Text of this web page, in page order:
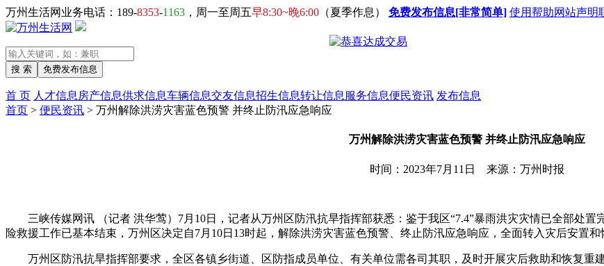
万州生活网业务电话：189-8353-1163 ，周一至周五早8:30~晚6:00 （夏季作息） 免费发布信息[非常简单] 使用帮助网站声明
首 页 人才信息 房产信息供求信息车辆信息交友信息招生信息转让信息 服务信息便民资讯 发布信息
首页 > 便民资讯 > 万州解除洪涝灾害蓝色预警 并终止防汛应急响应
万州解除洪涝灾害蓝色预警 并终止防汛应急响应
时间：2023年7月11日 来源：万州时报
三峡传媒网讯 （记者 洪华莺）7月10日，记者从万州区防汛抗旱指挥部获悉：鉴于我区“7.4”暴雨洪灾灾情已全部处
险救援工作已基本结束，万州区决定自7月10日13时起，解除洪涝灾害蓝色预警、终止防汛应急响应，全面转入灾后安置和
万州区防汛抗旱指挥部要求，全区各镇乡街道、区防指成员单位、有关单位需各司其职，及时开展灾后救助和恢复